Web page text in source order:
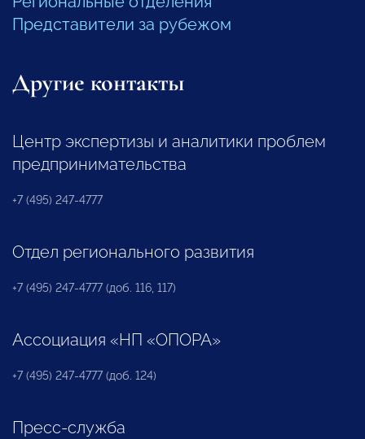
Представители за рубежом
Другие контакты
Центр экспертизы и аналитики проблем
предпринимательства
+7 (495) 247-4777
Отдел регионального развития
+7 (495) 247-4777 (доб. 116, 117)
Ассоциация «НП «ОПОРА»
+7 (495) 247-4777 (доб. 124)
Пресс-служба